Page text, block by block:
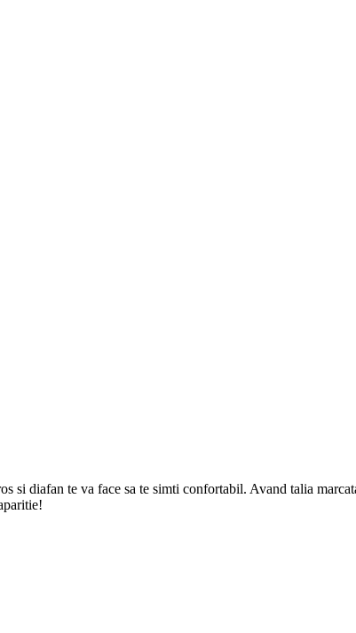
diafan te va face sa te simti confortabil. Avand talia